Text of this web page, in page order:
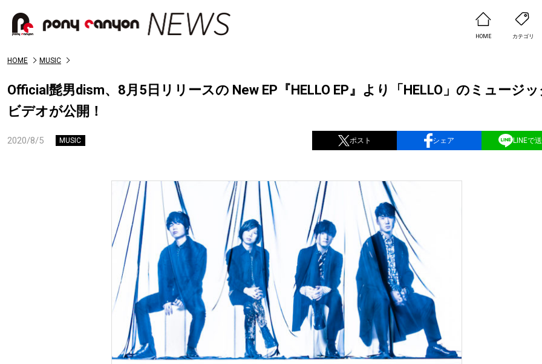
HOME カテゴリ
HOME MUSIC
Official髭男dism、8月5日リリースの New EP『HELLO EP』より「HELLO」のミュージ
ビデオが公開！
2020/8/5 MUSIC ポスト シェア LINEで